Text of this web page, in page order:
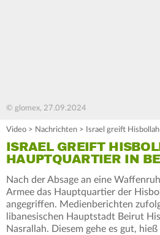
© glomex, 27.09.2024
Video > Nachrichten > Israel greift
ISRAEL GREIFT
HAUPTQUARTIER IN
Nach der Absage an eine
Armee das Hauptquartier der
angegriffen. Medienberichten
libanesischen Hauptstadt Beirut
Nasrallah. Diesem gehe es gut,